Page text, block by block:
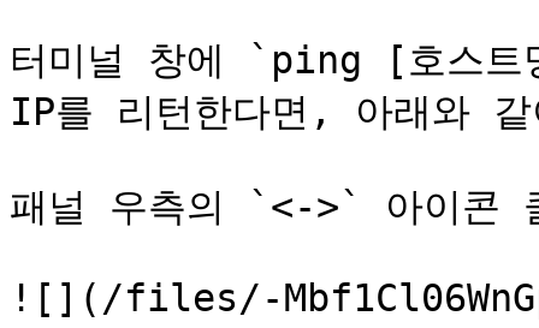
터미널 창에 `ping [호스
IP를 리턴한다면, 아래와
패널 우측의 `<->` 아이콘
![](/files/-